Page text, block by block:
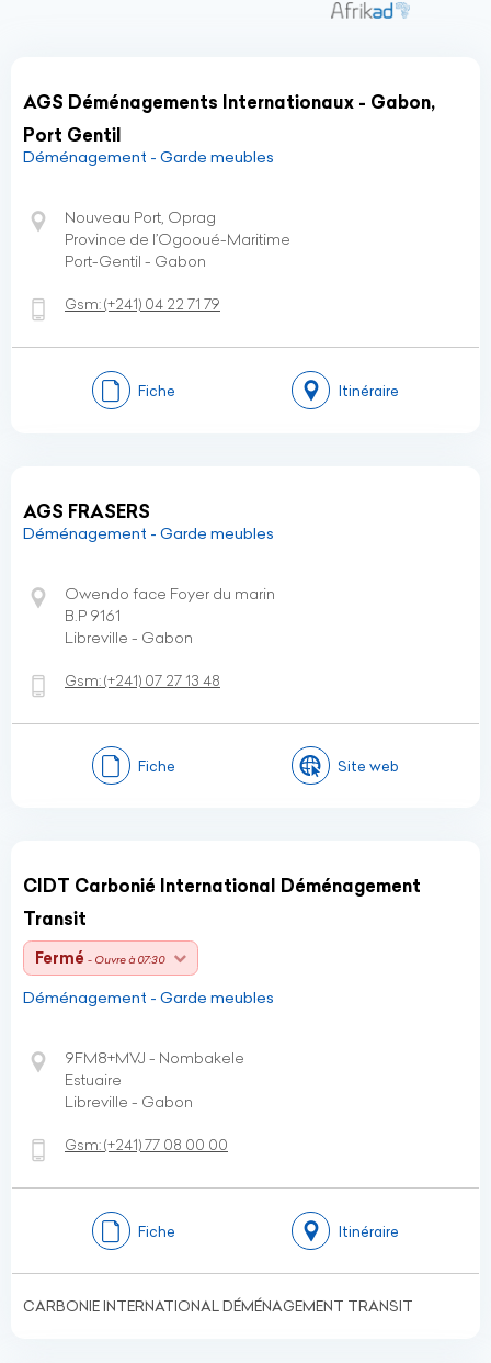
AGS Déménagements Internationaux - Gabon,
Port Gentil
Déménagement - Garde meubles
Nouveau Port, Oprag
Province de l’Ogooué-Maritime
Port-Gentil - Gabon
Gsm:(+241) 04 22 71 79
Fiche Itinéraire
AGS FRASERS
Déménagement - Garde meubles
Owendo face Foyer du marin
B.P 9161
Libreville - Gabon
Gsm:(+241) 07 27 13 48
Fiche Site web
CIDT Carbonié International Déménagement
Transit
Fermé - Ouvre à 07:30
Déménagement - Garde meubles
9FM8+MVJ - Nombakele
Estuaire
Libreville - Gabon
Gsm:(+241)77 08 00 00
Fiche Itinéraire
CARBONIE INTERNATIONAL DÉMÉNAGEMENT TRANSIT